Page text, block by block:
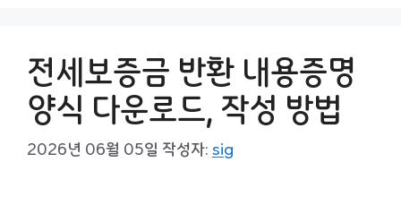
전세보증금 반환 내용증명
양식 다운로드, 작성 방법
2026년 06월 05일 작성자: sig